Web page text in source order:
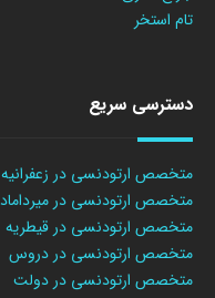
تام استخر
دسترسی سریع
متخصص ارتودنسی در زعفرانیه
متخصص ارتودنسی در میرداماد
متخصص ارتودنسی در قیطریه
متخصص ارتودنسی در دروس
متخصص ارتودنسی در دولت